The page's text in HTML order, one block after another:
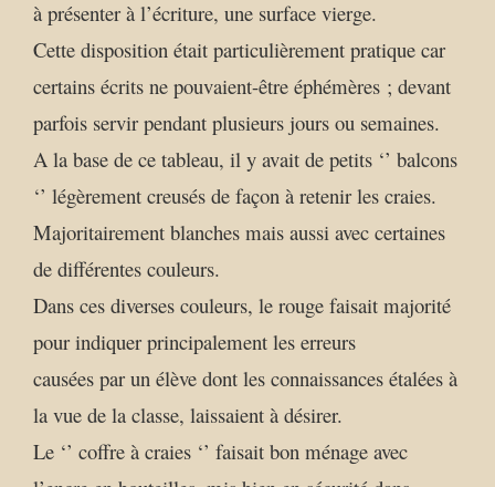
à présenter à l’écriture, une surface vierge.
Cette disposition était particulièrement pratique car
certains écrits ne pouvaient-être éphémères ; devant
parfois servir pendant plusieurs jours ou semaines.
A la base de ce tableau, il y avait de petits ‘’ balcons
‘’ légèrement creusés de façon à retenir les craies.
Majoritairement blanches mais aussi avec certaines
de différentes couleurs.
Dans ces diverses couleurs, le rouge faisait majorité
pour indiquer principalement les erreurs
causées par un élève dont les connaissances étalées à
la vue de la classe, laissaient à désirer.
Le ‘’ coffre à craies ‘’ faisait bon ménage avec